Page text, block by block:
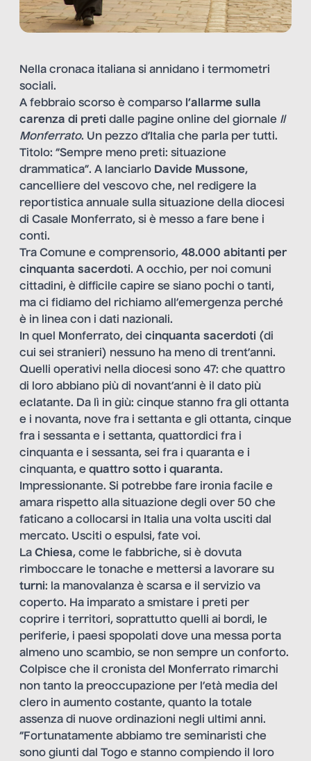
Nella cronaca italiana si annidano i termometri
sociali.
A febbraio scorso è comparso l’allarme sulla
carenza di preti dalle pagine online del giornale Il
Monferrato. Un pezzo d’Italia che parla per tutti.
Titolo: “Sempre meno preti: situazione
drammatica”. A lanciarlo Davide Mussone,
cancelliere del vescovo che, nel redigere la
reportistica annuale sulla situazione della diocesi
di Casale Monferrato, si è messo a fare bene i
conti.
Tra Comune e comprensorio, 48.000 abitanti per
cinquanta sacerdoti. A occhio, per noi comuni
cittadini, è difficile capire se siano pochi o tanti,
ma ci fidiamo del richiamo all’emergenza perché
è in linea con i dati nazionali.
In quel Monferrato, dei cinquanta sacerdoti (di
cui sei stranieri) nessuno ha meno di trent’anni.
Quelli operativi nella diocesi sono 47: che quattro
di loro abbiano più di novant’anni è il dato più
eclatante. Da lì in giù: cinque stanno fra gli ottanta
e i novanta, nove fra i settanta e gli ottanta, cinque
fra i sessanta e i settanta, quattordici fra i
cinquanta e i sessanta, sei fra i quaranta e i
cinquanta, e quattro sotto i quaranta.
Impressionante. Si potrebbe fare ironia facile e
amara rispetto alla situazione degli over 50 che
faticano a collocarsi in Italia una volta usciti dal
mercato. Usciti o espulsi, fate voi.
La Chiesa, come le fabbriche, si è dovuta
rimboccare le tonache e mettersi a lavorare su
turni: la manovalanza è scarsa e il servizio va
coperto. Ha imparato a smistare i preti per
coprire i territori, soprattutto quelli ai bordi, le
periferie, i paesi spopolati dove una messa porta
almeno uno scambio, se non sempre un conforto.
Colpisce che il cronista del Monferrato rimarchi
non tanto la preoccupazione per l’età media del
clero in aumento costante, quanto la totale
assenza di nuove ordinazioni negli ultimi anni.
“Fortunatamente abbiamo tre seminaristi che
sono giunti dal Togo e stanno compiendo il loro